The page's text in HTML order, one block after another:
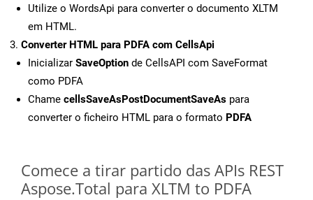
Utilize o WordsApi para converter o documento XLTM
em HTML.
Converter HTML para PDFA com CellsApi
Inicializar SaveOption de CellsAPI com SaveFormat
como PDFA
Chame cellsSaveAsPostDocumentSaveAs para
converter o ficheiro HTML para o formato PDFA
Comece a tirar partido das APIs REST
Aspose.Total para XLTM to PDFA